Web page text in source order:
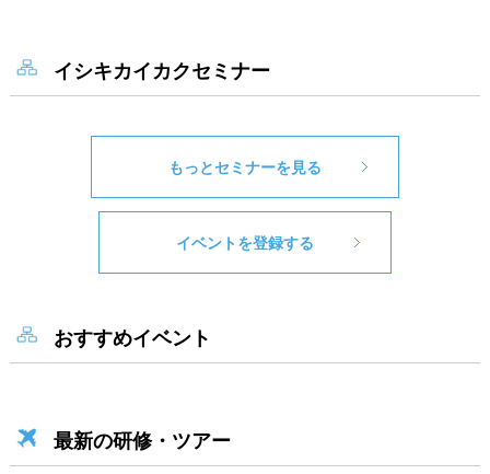
イシキカイカクセミナー
もっとセミナーを見る
イベントを登録する
おすすめイベント
最新の研修・ツアー